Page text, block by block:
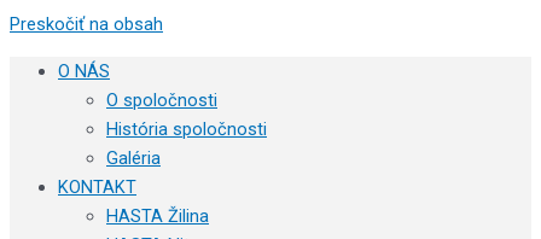
Preskočiť na obsah
O NÁS
O spoločnosti
História spoločnosti
Galéria
KONTAKT
HASTA Žilina